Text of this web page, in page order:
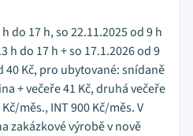
do 17 h, so 22.11.2025 od 9 h
h do 17 h + so 17.1.2026 od 9
40 Kč, pro ubytované: snídaně
+ večeře 41 Kč, druhá večeře
měs., INT 900 Kč/měs. V
zakázkové výrobě v nově